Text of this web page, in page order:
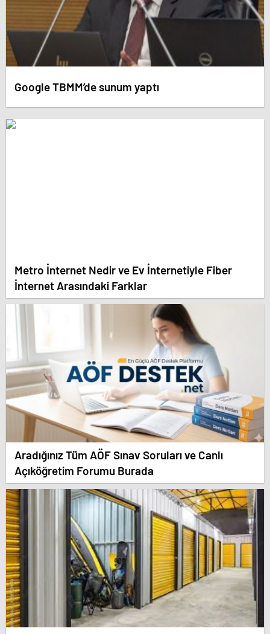
Google TBMM’de sunum yaptı
Metro İnternet Nedir ve Ev İnternetiyle Fiber
İnternet Arasındaki Farklar
Aradığınız Tüm AÖF Sınav Soruları ve Canlı
Açıköğretim Forumu Burada